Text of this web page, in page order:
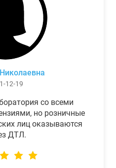
12-19
со всеми
но розничные
лиц оказываются
ДТЛ.